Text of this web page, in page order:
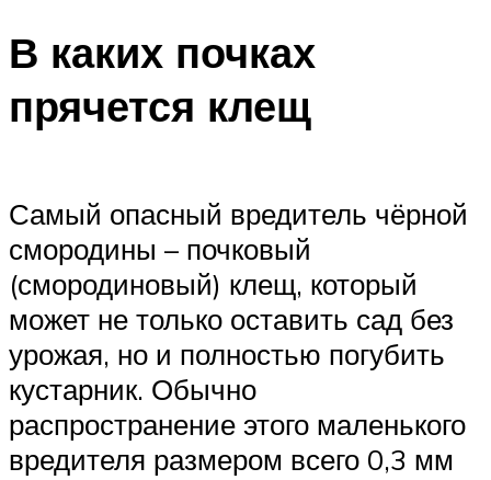
В каких почках
прячется клещ
Самый опасный вредитель чёрной
смородины – почковый
(смородиновый) клещ, который
может не только оставить сад без
урожая, но и полностью погубить
кустарник. Обычно
распространение этого маленького
вредителя размером всего 0,3 мм